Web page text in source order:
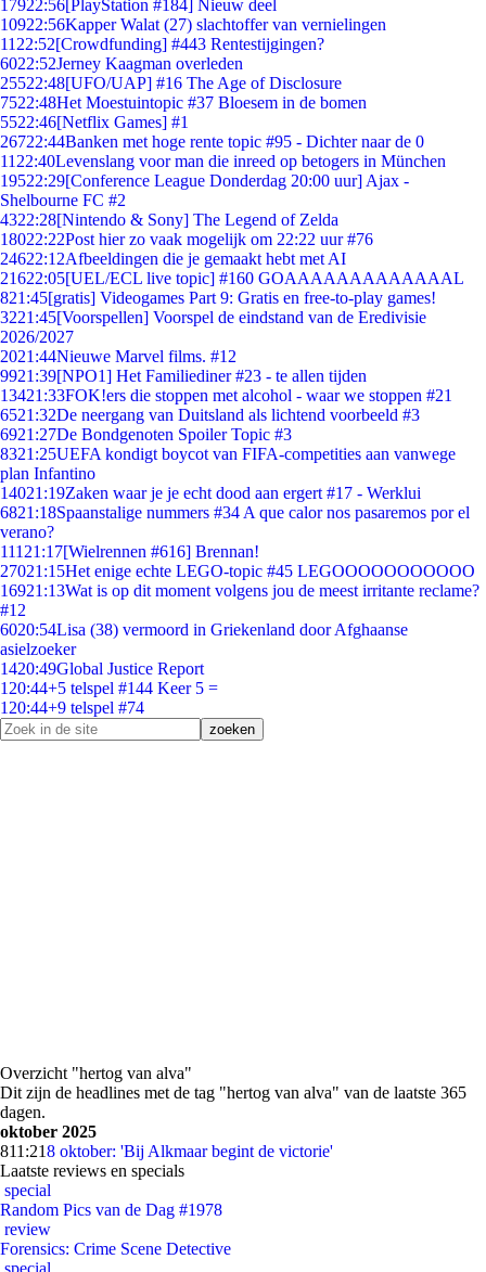
17922:56[PlayStation #184] Nieuw deel
10922:56Kapper Walat (27) slachtoffer van vernielingen
11 22:52[Crowdfunding] #443 Rentestijgingen?
6022:52Jerney Kaagman overleden
25522:48[UFO/UAP] #16 The Age of Disclosure
7522:48Het Moestuintopic #37 Bloesem in de bomen
5522:46[Netflix Games] #1
26722:44Banken met hoge rente topic #95 - Dichter naar de 0
11 22:40Levenslang voor man die inreed op betogers in München
19522:29[Conference League Donderdag 20:00 uur] Ajax -
Shelbourne FC #2
4322:28[Nintendo & Sony] The Legend of Zelda
18022:22Post hier zo vaak mogelijk om 22:22 uur #76
24622:12Afbeeldingen die je gemaakt hebt met AI
21622:05[UEL/ECL live topic] #160 GOAAAAAAAAAAAAAL
821:45[gratis] Videogames Part 9: Gratis en free-to-play games!
3221:45[Voorspellen] Voorspel de eindstand van de Eredivisie
2026/2027
2021:44Nieuwe Marvel films. #12
9921:39[NPO1] Het Familiediner #23 - te allen tijden
13421:33FOK!ers die stoppen met alcohol - waar we stoppen #21
6521:32De neergang van Duitsland als lichtend voorbeeld #3
6921:27De Bondgenoten Spoiler Topic #3
8321:25UEFA kondigt boycot van FIFA-competities aan vanwege
plan Infantino
14021:19Zaken waar je je echt dood aan ergert #17 - Werklui
6821:18Spaanstalige nummers #34 A que calor nos pasaremos por el
verano?
111 21:17[Wielrennen #616] Brennan!
27021:15Het enige echte LEGO-topic #45 LEGOOOOOOOOOOO
16921:13Wat is op dit moment volgens jou de meest irritante reclame?
#12
6020:54Lisa (38) vermoord in Griekenland door Afghaanse
asielzoeker
1420:49Global Justice Report
1 20:44+5 telspel #144 Keer 5 =
1 20:44+9 telspel #74
Overzicht "hertog van alva"
Dit zijn de headlines met de tag "hertog van alva" van de laatste 365
dagen.
oktober 2025
811:218 oktober: 'Bij Alkmaar begint de victorie'
Laatste reviews en specials
special
Random Pics van de Dag #1978
review
Forensics: Crime Scene Detective
special